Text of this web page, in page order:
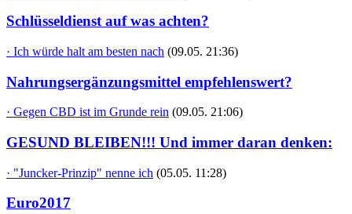
Schlüsseldienst auf was achten?
· Ich würde halt am besten nach (09.05. 21:36)
Nahrungsergänzungsmittel empfehlenswert?
· Gegen CBD ist im Grunde rein (09.05. 21:06)
GESUND BLEIBEN!!! Und immer daran denken:
· "Juncker-Prinzip" nenne ich (05.05. 11:28)
Euro2017